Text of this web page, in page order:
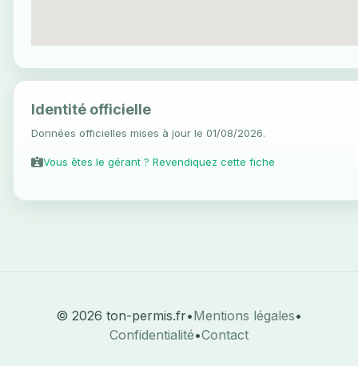
Identité officielle
Données officielles mises à jour le 01/08/2026.
Vous êtes le gérant ? Revendiquez cette fiche
© 2026 ton-permis.fr•Mentions légales•
Confidentialité•Contact